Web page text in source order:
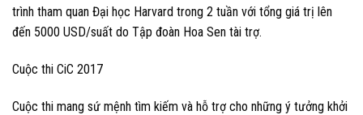
trình tham quan Đại học Harvard trong 2 tuần với tổng giá trị lên
đến 5000 USD/suất do Tập đoàn Hoa Sen tài trợ.
Cuộc thi CiC 2017
Cuộc thi mang sứ mệnh tìm kiếm và hỗ trợ cho những ý tưởng khởi